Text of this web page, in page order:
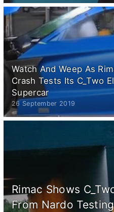
Watch And Weep As
Crash Tests Its C_Two
Supercar
26 September 2019
Rimac Shows
From Nardo